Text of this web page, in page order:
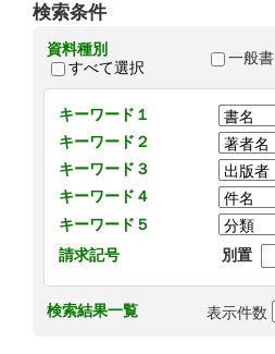
検索条件
資料種別
すべて選択
一般書
キーワード１
キーワード２
キーワード３
キーワード４
キーワード５
請求記号
別置
検索結果一覧 表示件数